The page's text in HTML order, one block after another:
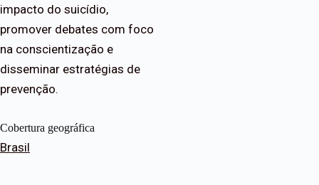
impacto do suicídio,
promover debates com foco
na conscientização e
disseminar estratégias de
prevenção.
Cobertura geográfica
Brasil